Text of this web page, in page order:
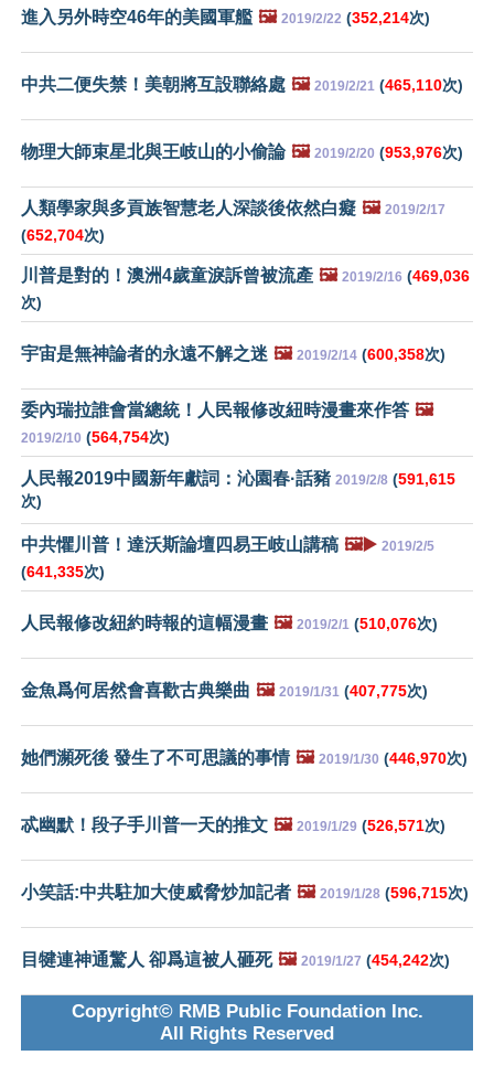
進入另外時空46年的美國軍艦 🖼️ 2019/2/22 (352,214次)
中共二便失禁！美朝將互設聯絡處 🖼️ 2019/2/21 (465,110次)
物理大師束星北與王岐山的小偷論 🖼️ 2019/2/20 (953,976次)
人類學家與多貢族智慧老人深談後依然白癡 🖼️ 2019/2/17
(652,704次)
川普是對的！澳洲4歲童淚訴曾被流產 🖼️ 2019/2/16 (469,036
次)
宇宙是無神論者的永遠不解之迷 🖼️ 2019/2/14 (600,358次)
委內瑞拉誰會當總統！人民報修改紐時漫畫來作答 🖼️
2019/2/10 (564,754次)
人民報2019中國新年獻詞：沁園春·話豬 2019/2/8 (591,615
次)
中共懼川普！達沃斯論壇四易王岐山講稿 🖼️▶️ 2019/2/5
(641,335次)
人民報修改紐約時報的這幅漫畫 🖼️ 2019/2/1 (510,076次)
金魚爲何居然會喜歡古典樂曲 🖼️ 2019/1/31 (407,775次)
她們瀕死後 發生了不可思議的事情 🖼️ 2019/1/30 (446,970次)
忒幽默！段子手川普一天的推文 🖼️ 2019/1/29 (526,571次)
小笑話:中共駐加大使威脅炒加記者 🖼️ 2019/1/28 (596,715次)
目犍連神通驚人 卻爲這被人砸死 🖼️ 2019/1/27 (454,242次)
Copyright© RMB Public Foundation Inc.
All Rights Reserved